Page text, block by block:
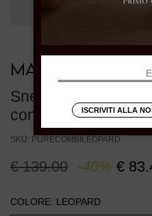
MARIPE'
Sneakers
con lacci rossi
SKU: PURECOMBILEOPARD
€ 139.00 -40% €
COLORE: LEOPARD
ISCRIVITI ALLA